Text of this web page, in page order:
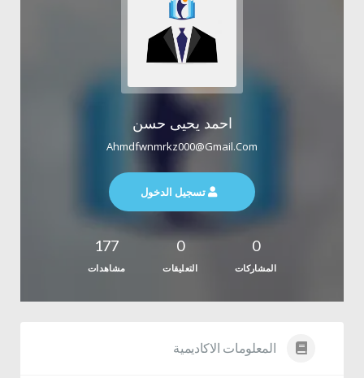
احمد يحيى حسن
Ahmdfwnmrkz000@gmail.com
تسجيل الدخول
0
المشاركات
0
التعليقات
177
مشاهدات
المعلومات الاكاديمية